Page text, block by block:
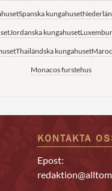
Spanska kungahuset
Jordanska kungahuset
Thailändska kungahuset
Monacos furstehus
KONTAKTA
Epost: